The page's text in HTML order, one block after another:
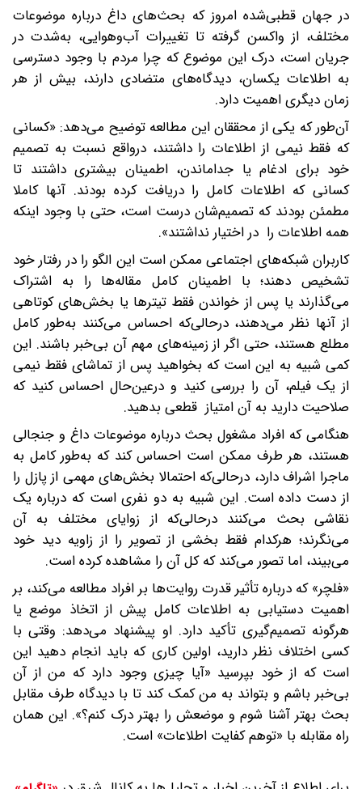
در جهان قطبی‌شده امروز که بحث‌های داغ درباره موضوعات
مختلف، از واکسن‌ گرفته تا تغییرات آب‌وهوایی، به‌شدت در
جریان است، درک این موضوع که چرا مردم با وجود دسترسی
به اطلاعات یکسان، دیدگاه‌های متضادی دارند، بیش از هر
زمان دیگری اهمیت دارد.
آن‌طور که یکی از محققان این مطالعه توضیح می‌دهد‌: «کسانی
که فقط نیمی از اطلاعات را داشتند، در‌واقع نسبت به تصمیم
خود برای ادغام یا جدا‌ماندن، اطمینان بیشتری داشتند تا
کسانی که اطلاعات کامل را دریافت کرده بودند. آنها کاملا
مطمئن بودند که تصمیم‌شان درست است، حتی با وجود اینکه
همه اطلاعات را در اختیار نداشتند».
‎کاربران شبکه‌های اجتماعی ممکن است این الگو را در رفتار خود
تشخیص دهند؛ با اطمینان کامل مقاله‌ها را به اشتراک
می‌گذارند یا پس از خواندن فقط تیترها یا بخش‌های کوتاهی
از آنها نظر می‌دهند، در‌حالی‌که احساس می‌کنند به‌طور کامل
مطلع هستند، حتی اگر از زمینه‌های مهم آن بی‌خبر باشند. این
کمی شبیه به این است که بخواهید پس از تماشای فقط نیمی
از یک فیلم، آن را بررسی کنید و در‌عین‌حال احساس کنید که
صلاحیت دارید به آن امتیاز قطعی بدهید.
‎هنگامی که افراد مشغول بحث‌ درباره موضوعات داغ و جنجالی
هستند، هر طرف ممکن است احساس کند که به‌طور کامل به
ماجرا اشراف دارد، درحالی‌که احتمالا بخش‌های مهمی از پازل را
از دست داده است. این شبیه به دو نفری است که درباره یک
نقاشی بحث می‌کنند در‌حالی‌که از زوایای مختلف به آن
می‌نگرند؛ هر‌کدام فقط بخشی از تصویر را از زاویه دید خود
می‌بیند، اما تصور می‌کند که کل آن را مشاهده کرده است.
«‎فلچر» که درباره تأثیر قدرت روایت‌ها بر افراد مطالعه می‌کند، بر
اهمیت دستیابی به اطلاعات کامل پیش از اتخاذ موضع یا
هرگونه تصمیم‌گیری تأکید دارد. او پیشنهاد می‌دهد: ‌وقتی با
کسی اختلاف نظر دارید، اولین کاری که باید انجام دهید این
است که از خود بپرسید‌ «آیا چیزی وجود دارد که من از آن
بی‌خبر باشم و بتواند به من کمک کند تا با دیدگاه طرف مقابل
بحث بهتر آشنا شوم و موضعش را بهتر درک کنم؟». این همان
راه مقابله با «توهم کفایت اطلاعات» است.